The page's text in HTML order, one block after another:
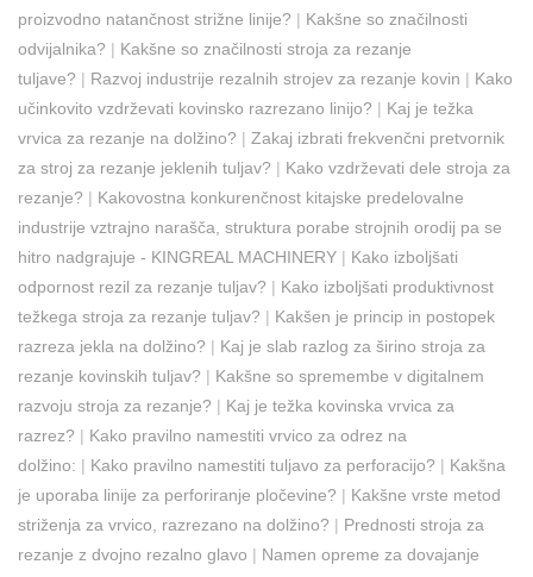
proizvodno natančnost strižne linije? | Kakšne so značilnosti
odvijalnika? | Kakšne so značilnosti stroja za rezanje
tuljave? | Razvoj industrije rezalnih strojev za rezanje kovin | Kako
učinkovito vzdrževati kovinsko razrezano linijo? | Kaj je težka
vrvica za rezanje na dolžino? | Zakaj izbrati frekvenčni pretvornik
za stroj za rezanje jeklenih tuljav? | Kako vzdrževati dele stroja za
rezanje? | Kakovostna konkurenčnost kitajske predelovalne
industrije vztrajno narašča, struktura porabe strojnih orodij pa se
hitro nadgrajuje - KINGREAL MACHINERY | Kako izboljšati
odpornost rezil za rezanje tuljav? | Kako izboljšati produktivnost
težkega stroja za rezanje tuljav? | Kakšen je princip in postopek
razreza jekla na dolžino? | Kaj je slab razlog za širino stroja za
rezanje kovinskih tuljav? | Kakšne so spremembe v digitalnem
razvoju stroja za rezanje? | Kaj je težka kovinska vrvica za
razrez? | Kako pravilno namestiti vrvico za odrez na
dolžino: | Kako pravilno namestiti tuljavo za perforacijo? | Kakšna
je uporaba linije za perforiranje pločevine? | Kakšne vrste metod
striženja za vrvico, razrezano na dolžino? | Prednosti stroja za
rezanje z dvojno rezalno glavo | Namen opreme za dovajanje